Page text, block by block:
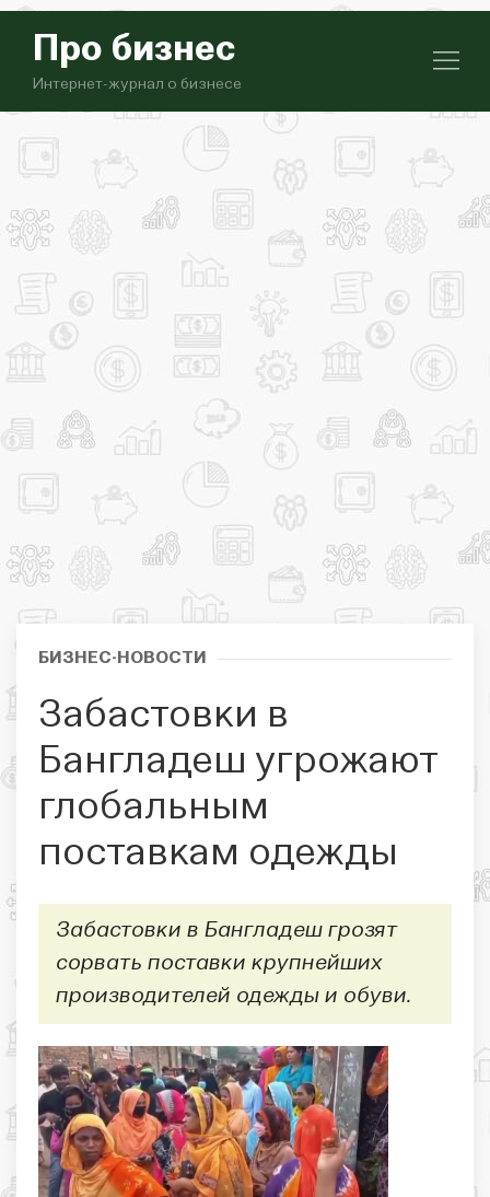
Про бизнес
Интернет-журнал о бизнесе
БИЗНЕС-НОВОСТИ
Забастовки в
Бангладеш угрожают
глобальным
поставкам одежды
Забастовки в Бангладеш грозят
сорвать поставки крупнейших
производителей одежды и обуви.